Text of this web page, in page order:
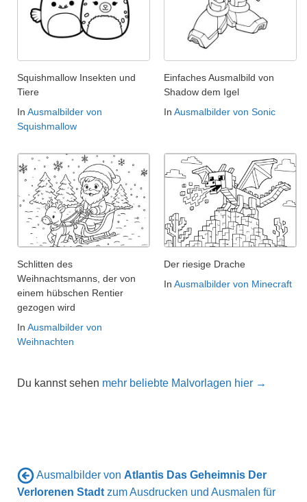
Squishmallow Insekten und
Tiere
In Ausmalbilder von
Squishmallow
Einfaches Ausmalbild von
Shadow dem Igel
In Ausmalbilder von Sonic
Schlitten des
Weihnachtsmanns, der von
einem hübschen Rentier
gezogen wird
In Ausmalbilder von
Weihnachten
Der riesige Drache
In Ausmalbilder von Minecraft
Du kannst sehen mehr beliebte Malvorlagen hier →
Ausmalbilder von Atlantis Das Geheimnis Der
Verlorenen Stadt zum Ausdrucken und Ausmalen für